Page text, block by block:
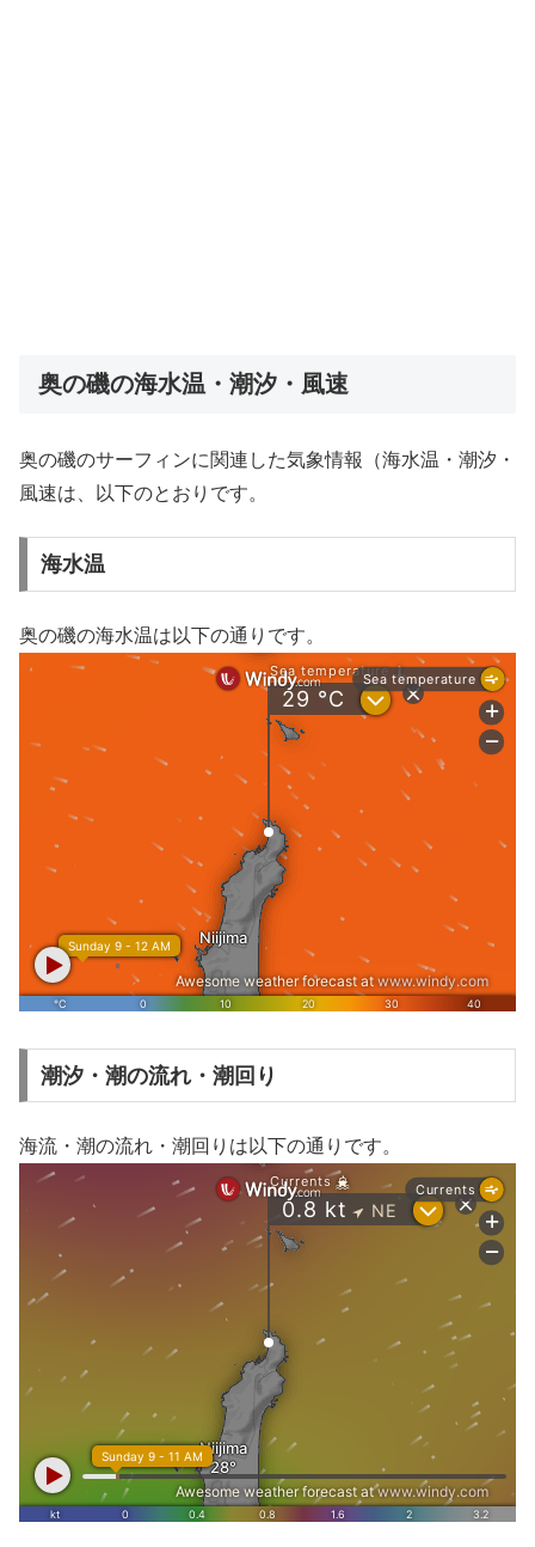
奥の磯の海水温・潮汐・風速
奥の磯のサーフィンに関連した気象情報（海水温・潮汐・
風速は、以下のとおりです。
海水温
奥の磯の海水温は以下の通りです。
潮汐・潮の流れ・潮回り
海流・潮の流れ・潮回りは以下の通りです。